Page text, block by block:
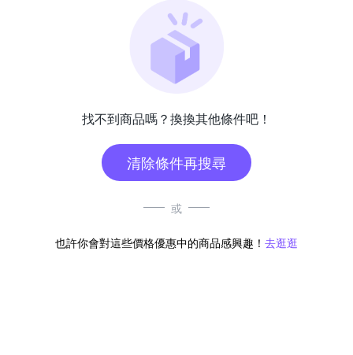
找不到商品嗎？換換其他條件吧！
清除條件再搜尋
或
也許你會對這些價格優惠中的商品感興趣！ 去逛逛